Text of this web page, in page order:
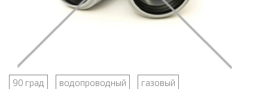
90 град водопроводный
газовый